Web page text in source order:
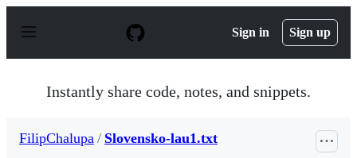
p
Sign in Sign up
Instantly share code, notes, and snippets.
FilipChalupa / Slovensko-lau1.txt